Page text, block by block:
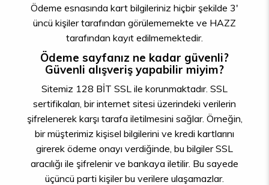
Ödeme esnasında kart bilgileriniz hiçbir şekilde 3'
üncü kişiler tarafından görülememekte ve HAZZ
tarafından kayıt edilmemektedir.
Ödeme sayfanız ne kadar güvenli?
Güvenli alışveriş yapabilir miyim?
Sitemiz 128 BİT SSL ile korunmaktadır. SSL
sertifikaları, bir internet sitesi üzerindeki verilerin
şifrelenerek karşı tarafa iletilmesini sağlar. Örneğin,
bir müşterimiz kişisel bilgilerini ve kredi kartlarını
girerek ödeme onayı verdiğinde, bu bilgiler SSL
aracılığı ile şifrelenir ve bankaya iletilir. Bu sayede
üçüncü parti kişiler bu verilere ulaşamazlar.